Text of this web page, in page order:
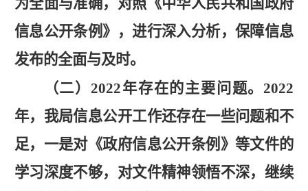
信息公开条例》，进行深入分析，保障信息
发布的全面与及时。
（二）2022年存在的主要问题。2022
年，我局信息公开工作还存在一些问题和不
足，一是对《政府信息公开条例》等文件的
学习深度不够，对文件精神领悟不深，继续